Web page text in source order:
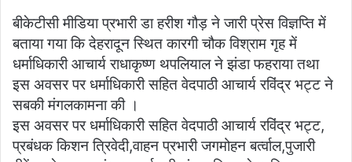
बीकेटीसी मीडिया प्रभारी डा हरीश गौड़ ने जारी प्रेस विज्ञप्ति में
बताया गया कि देहरादून स्थित कारगी चौक विश्राम गृह में
धर्माधिकारी आचार्य राधाकृष्ण थपलियाल ने झंडा फहराया तथा
इस अवसर पर धर्माधिकारी सहित वेदपाठी आचार्य रविंद्र भट्ट ने
सबकी मंगलकामना की ।
इस अवसर पर धर्माधिकारी सहित वेदपाठी आचार्य रविंद्र भट्ट,
प्रबंधक किशन त्रिवेदी,वाहन प्रभारी जगमोहन बर्त्वाल,पुजारी